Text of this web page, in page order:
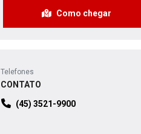
Como chegar
Telefones
CONTATO
(45) 3521-9900